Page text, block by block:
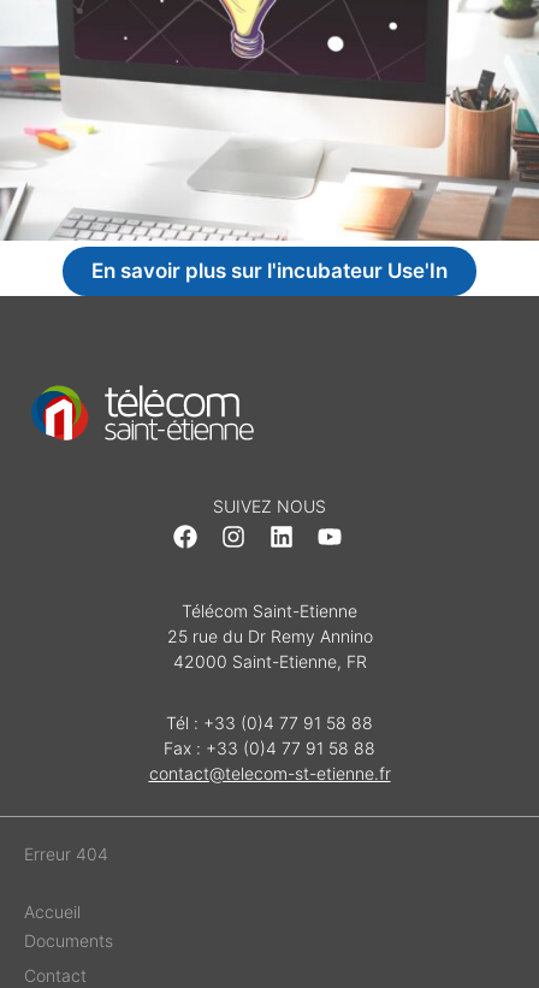
En savoir plus sur l'incubateur Use'In
SUIVEZ NOUS
Télécom Saint-Etienne
25 rue du Dr Remy Annino
42000 Saint-Etienne, FR
Tél : +33 (0)4 77 91 58 88
Fax : +33 (0)4 77 91 58 88
contact@telecom-st-etienne.fr
Erreur 404
Accueil
Documents
Contact